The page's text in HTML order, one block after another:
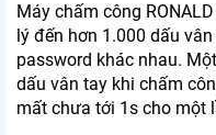
Máy chấm công
lý đến hơn 1.000 dấu
password khác nhau.
dấu vân tay khi chấm
mất chưa tới 1s cho một